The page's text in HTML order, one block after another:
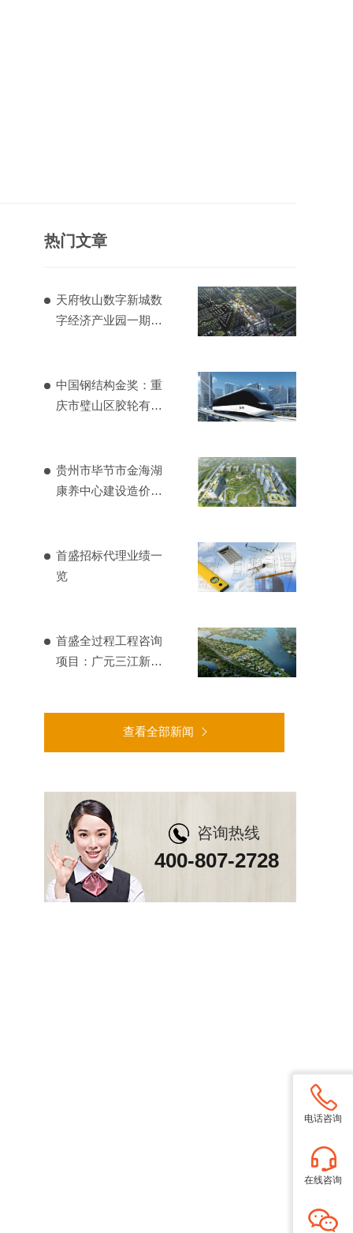
热门文章
天府牧山数字新城数
字经济产业园一期造
中国钢结构金奖：重
庆市璧山区胶轮有轨
贵州市毕节市金海湖
康养中心建设造价项
首盛招标代理业绩一
览
首盛全过程工程咨询
项目：广元三江新区
查看全部新闻
咨询热线
400-807-2728
电话咨询
在线咨询